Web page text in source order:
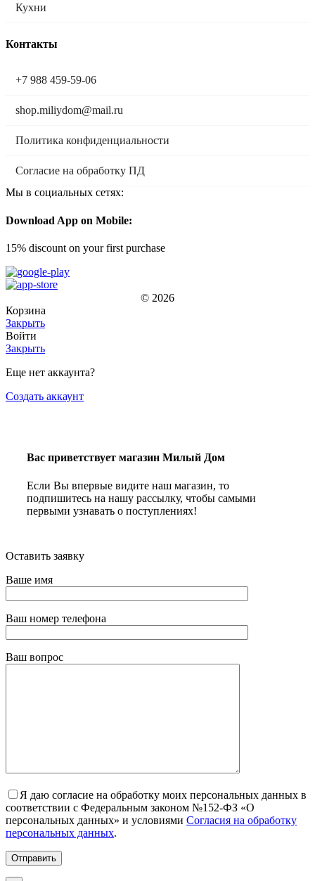
Кухни
Контакты
+7 988 459-59-06
shop.miliydom@mail.ru
Политика конфиденциальности
Согласие на обработку ПД
Мы в социальных сетях:
Download App on Mobile:
15% discount on your first purchase
© 2026
Корзина
Закрыть
Войти
Закрыть
Еще нет аккаунта?
Создать аккаунт
Вас приветствует магазин Милый Дом
Если Вы впервые видите наш магазин, то
подпишитесь на нашу рассылку, чтобы самыми
первыми узнавать о поступлениях!
Оставить заявку
Ваше имя
Ваш номер телефона
Ваш вопрос
Я даю согласие на обработку моих персональных данных в
соответствии с Федеральным законом №152-ФЗ «О
персональных данных» и условиями Согласия на обработку
персональных данных.